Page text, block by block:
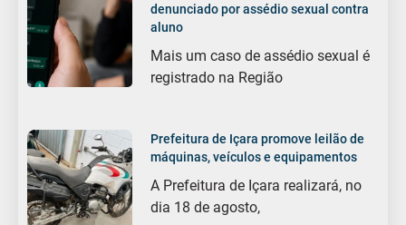
denunciado por assédio sexual contra
aluno
Mais um caso de assédio sexual é
registrado na Região
Prefeitura de Içara promove leilão de
máquinas, veículos e equipamentos
A Prefeitura de Içara realizará, no
dia 18 de agosto,